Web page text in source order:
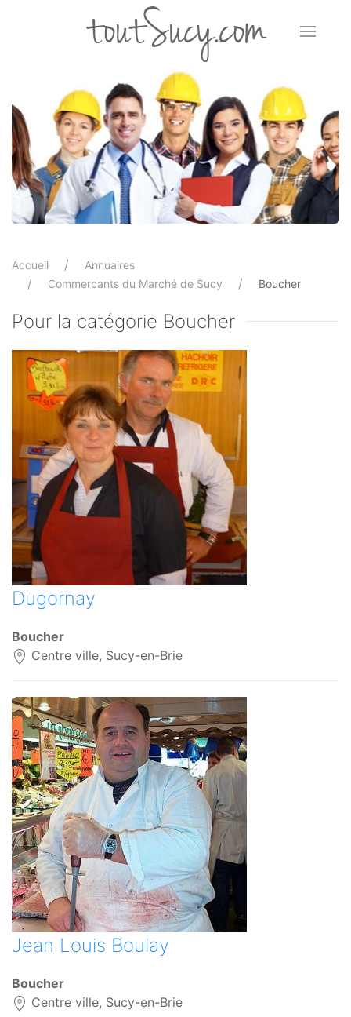
toutSucy.com
Accueil
Annuaires
Commercants du Marché de Sucy
Boucher
Pour la catégorie Boucher
Dugornay
Boucher
Centre ville, Sucy-en-Brie
Jean Louis Boulay
Boucher
Centre ville, Sucy-en-Brie